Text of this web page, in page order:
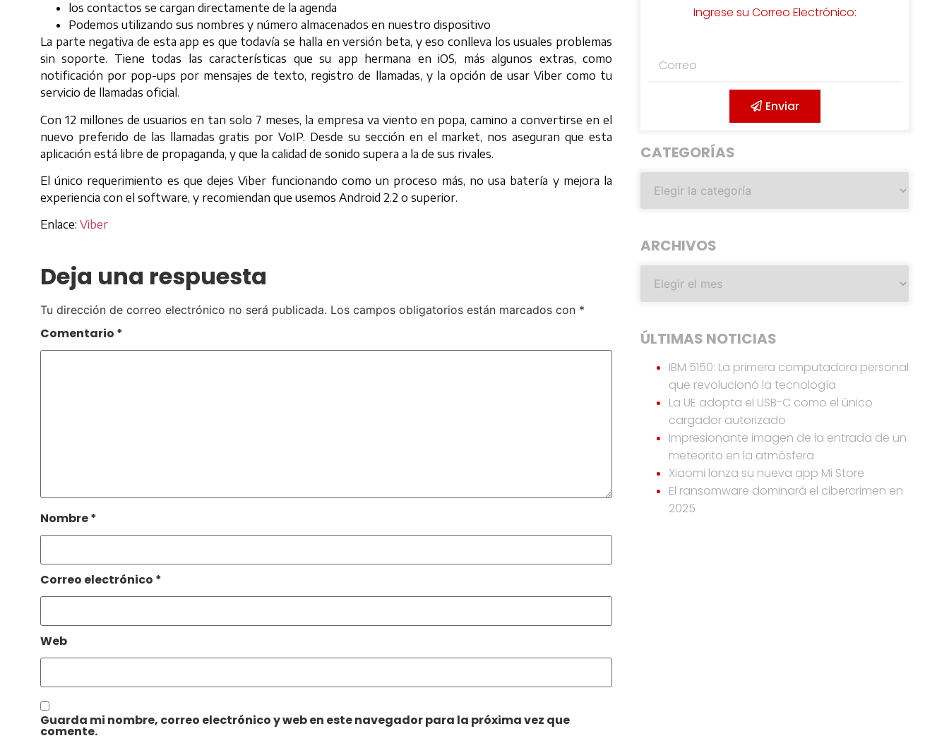
los contactos se cargan directamente de la agenda
Podemos utilizando sus nombres y número almacenados en nuestro dispositivo
La parte negativa de esta app es que todavía se halla en versión beta, y eso conlleva los usuales problemas
sin soporte. Tiene todas las características que su app hermana en iOS, más algunos extras, como
notificación por pop-ups por mensajes de texto, registro de llamadas, y la opción de usar Viber como tu
servicio de llamadas oficial.
Con 12 millones de usuarios en tan solo 7 meses, la empresa va viento en popa, camino a convertirse en el
nuevo preferido de las llamadas gratis por VoIP. Desde su sección en el market, nos aseguran que esta
aplicación está libre de propaganda, y que la calidad de sonido supera a la de sus rivales.
El único requerimiento es que dejes Viber funcionando como un proceso más, no usa batería y mejora la
experiencia con el software, y recomiendan que usemos Android 2.2 o superior.
Enlace: Viber
Deja una respuesta
Tu dirección de correo electrónico no será publicada. Los campos obligatorios están marcados con *
Comentario *
Nombre*
Correo electrónico *
Web
Guarda mi nombre, correo electrónico y web en este navegador para la próxima vez que
comente.
Ingrese su Correo Electrónico:
Enviar
CATEGORÍAS
ARCHIVOS
ÚLTIMAS NOTICIAS
IBM 5150: La primera computadora personal
que revolucionó la tecnología
La UE adopta el USB-C como el único
cargador autorizado
Impresionante imagen de la entrada de un
meteorito en la atmósfera
Xiaomi lanza su nueva app Mi Store
El ransomware dominará el cibercrimen en
2025